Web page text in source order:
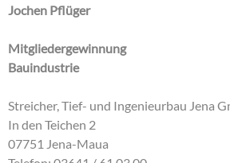
Jochen Pflüger
Mitgliedergewinnung
Bauindustrie
Streicher, Tief- und Ingenieurbau Jena
In den Teichen 2
07751 Jena-Maua